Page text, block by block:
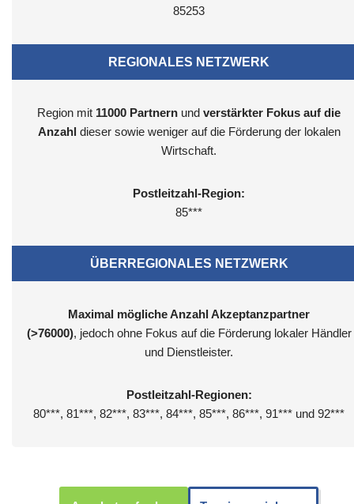
85253
REGIONALES NETZWERK
Region mit 11000 Partnern und verstärkter Fokus auf die
Anzahl dieser sowie weniger auf die Förderung der lokalen
Wirtschaft.
Postleitzahl-Region:
85***
ÜBERREGIONALES NETZWERK
Maximal mögliche Anzahl Akzeptanzpartner
(>76000), jedoch ohne Fokus auf die Förderung lokaler Händler
und Dienstleister.
Postleitzahl-Regionen:
80***, 81***, 82***, 83***, 84***, 85***, 86***, 91*** und 92***